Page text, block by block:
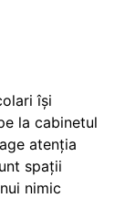
își
la cabinetul
atenția
spații
nimic